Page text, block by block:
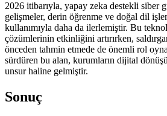
2026 itibarıyla, yapay zeka destekli siber
gelişmeler, derin öğrenme ve doğal dil
kullanımıyla daha da ilerlemiştir. Bu
çözümlerinin etkinliğini artırırken,
önceden tahmin etmede de önemli rol
sürdüren bu alan, kurumların dijital
unsur haline gelmiştir.
Sonuç